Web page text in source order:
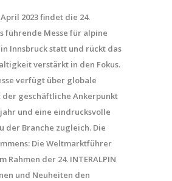
April 2023 findet die 24.
führende Messe für alpine
Innsbruck statt und rückt das
verstärkt in den Fokus.
verfügt über globale
geschäftliche Ankerpunkt
und eine eindrucksvolle
der Branche zugleich. Die
Die Weltmarktführer
Rahmen der 24. INTERALPIN
und Neuheiten den